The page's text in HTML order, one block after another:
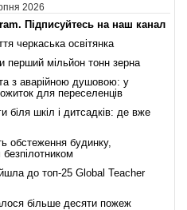
2026
Підписуйтесь на наш канал
черкаська освітянка
перший мільйон тонн зерна
з аварійною душовою: у
для переселенців
біля шкіл і дитсадків: де вже
обстеження будинку,
до топ-25 Global Teacher
більше десяти пожеж